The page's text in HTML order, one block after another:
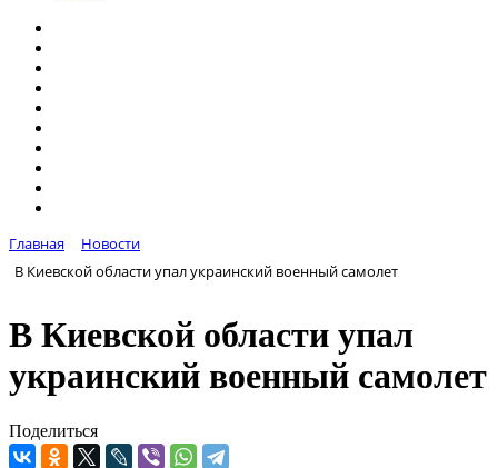
Главная
Новости
В Киевской области упал украинский военный самолет
В Киевской области упал
украинский военный самолет
Поделиться